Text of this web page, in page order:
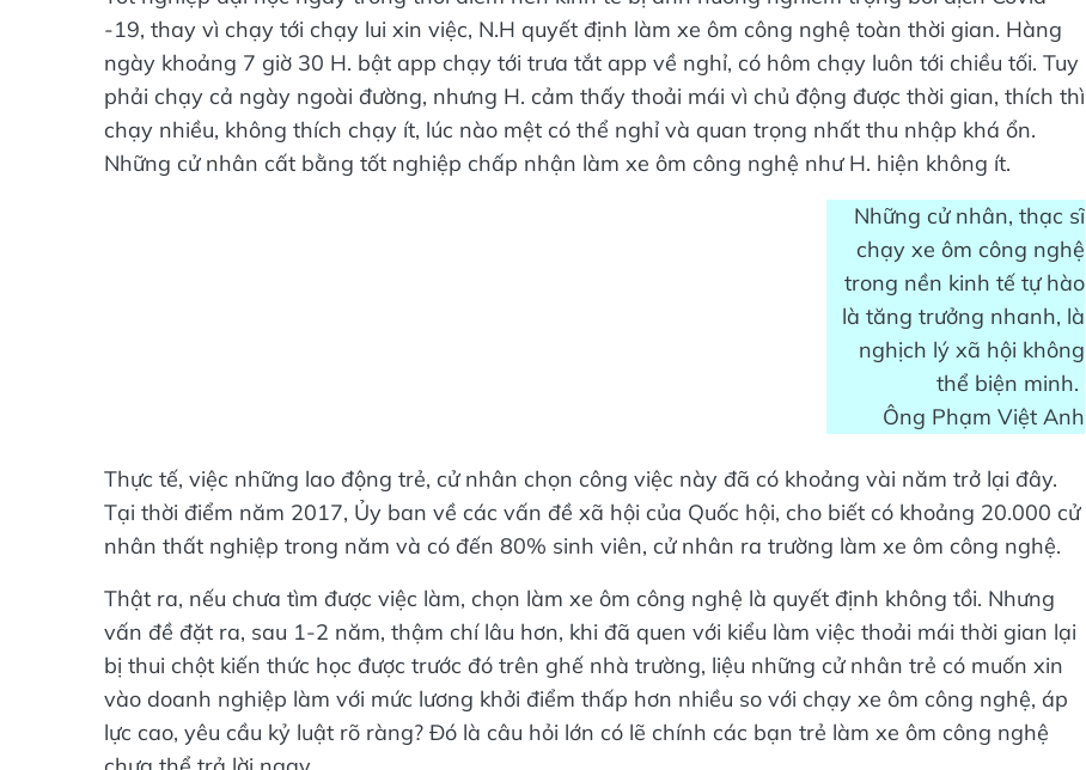
-19, thay vì chạy tới chạy lui xin việc, N.H quyết định làm xe ôm công nghệ toàn thời gian. Hàng
ngày khoảng 7 giờ 30 H. bật app chạy tới trưa tắt app về nghỉ, có hôm chạy luôn tới chiều tối. Tuy
phải chạy cả ngày ngoài đường, nhưng H. cảm thấy thoải mái vì chủ động được thời gian, thích thì
chạy nhiều, không thích chạy ít, lúc nào mệt có thể nghỉ và quan trọng nhất thu nhập khá ổn.
Những cử nhân cất bằng tốt nghiệp chấp nhận làm xe ôm công nghệ như H. hiện không ít.
Những cử nhân, thạc sĩ
chạy xe ôm công nghệ
trong nền kinh tế tự hào
là tăng trưởng nhanh, là
nghịch lý xã hội không
thể biện minh.
Ông Phạm Việt Anh
Thực tế, việc những lao động trẻ, cử nhân chọn công việc này đã có khoảng vài năm trở lại đây.
Tại thời điểm năm 2017, Ủy ban về các vấn đề xã hội của Quốc hội, cho biết có khoảng 20.000 cử
nhân thất nghiệp trong năm và có đến 80% sinh viên, cử nhân ra trường làm xe ôm công nghệ.
Thật ra, nếu chưa tìm được việc làm, chọn làm xe ôm công nghệ là quyết định không tồi. Nhưng
vấn đề đặt ra, sau 1-2 năm, thậm chí lâu hơn, khi đã quen với kiểu làm việc thoải mái thời gian lại
bị thui chột kiến thức học được trước đó trên ghế nhà trường, liệu những cử nhân trẻ có muốn xin
vào doanh nghiệp làm với mức lương khởi điểm thấp hơn nhiều so với chạy xe ôm công nghệ, áp
lực cao, yêu cầu kỷ luật rõ ràng? Đó là câu hỏi lớn có lẽ chính các bạn trẻ làm xe ôm công nghệ
chưa thể trả lời ngay.